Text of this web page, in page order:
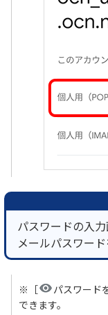
パスワードの入力
メールパスワー
※［
パスワード
できます。